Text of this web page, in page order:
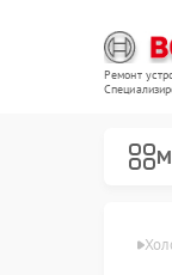
Ремонт